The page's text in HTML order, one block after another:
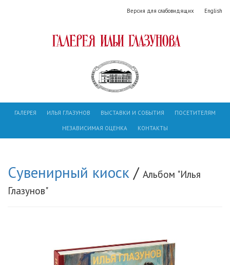
Версия для слабовидящих English
ГАЛЕРЕЯ ИЛЬЯ ГЛАЗУНОВ ВЫСТАВКИ И СОБЫТИЯ ПОСЕТИТЕЛЯМ
НЕЗАВИСИМАЯ ОЦЕНКА КОНТАКТЫ
Сувенирный киоск / Альбом "Илья
Глазунов"